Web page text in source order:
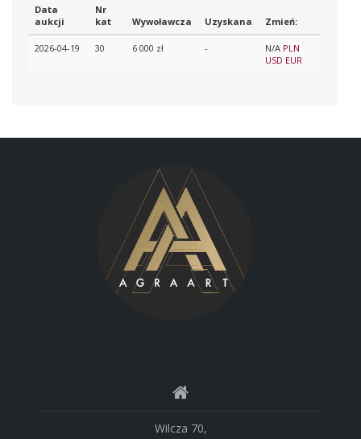
Data
aukcji
Nr
kat
Wywoławcza Uzyskana Zmień:
2026-04-19 30 6 000 zł - N/A PLN
USD EUR
Wilcza 70,